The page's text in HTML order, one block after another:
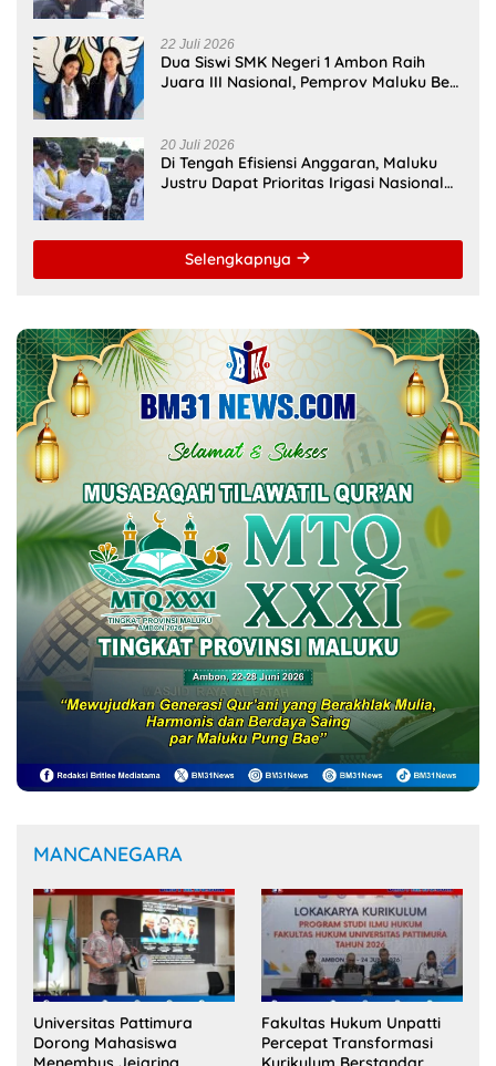
22 Juli 2026
Dua Siswi SMK Negeri 1 Ambon Raih
Juara III Nasional, Pemprov Maluku Beri
20 Juli 2026
Di Tengah Efisiensi Anggaran, Maluku
Justru Dapat Prioritas Irigasi Nasional
Selengkapnya
MANCANEGARA
Universitas Pattimura
Dorong Mahasiswa
Fakultas Hukum Unpatti
Percepat Transformasi